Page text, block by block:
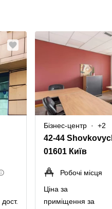
Бізнес-центр +2
01601 Київ
Робочі місця
Ціна за
приміщення за